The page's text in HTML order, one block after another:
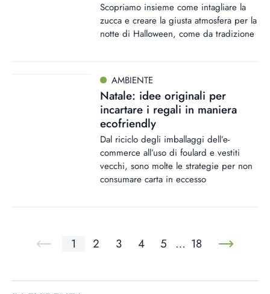
Scopriamo insieme come intagliare la
zucca e creare la giusta atmosfera per la
notte di Halloween, come da tradizione
AMBIENTE
Natale: idee originali per
incartare i regali in maniera
ecofriendly
Dal riciclo degli imballaggi dell’e-
commerce all’uso di foulard e vestiti
vecchi, sono molte le strategie per non
consumare carta in eccesso
1 2 3 4 5 … 18